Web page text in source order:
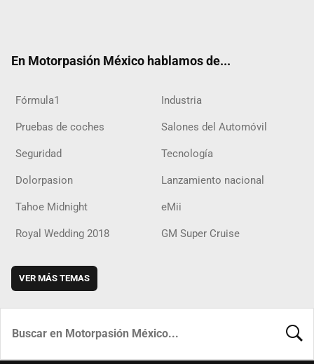
En Motorpasión México hablamos de...
Fórmula1 Industria
Pruebas de coches Salones del Automóvil
Seguridad Tecnología
Dolorpasion Lanzamiento nacional
Tahoe Midnight eMii
Royal Wedding 2018 GM Super Cruise
VER MÁS TEMAS